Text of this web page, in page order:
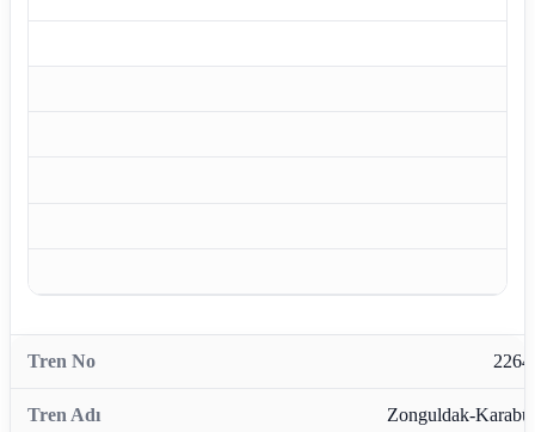
Zonguldak-